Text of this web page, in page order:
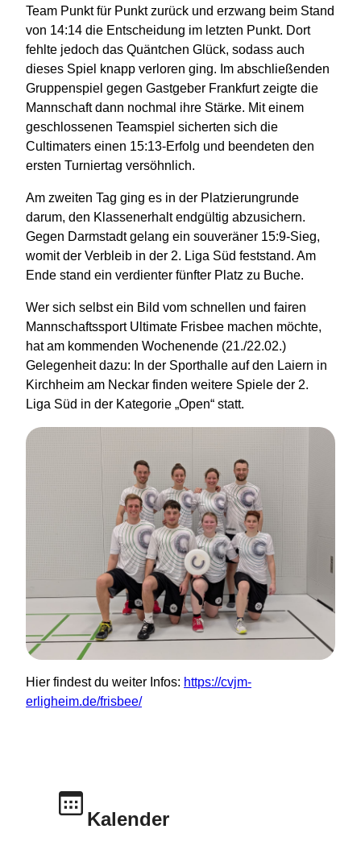
Team Punkt für Punkt zurück und erzwang beim Stand
von 14:14 die Entscheidung im letzten Punkt. Dort
fehlte jedoch das Quäntchen Glück, sodass auch
dieses Spiel knapp verloren ging. Im abschließenden
Gruppenspiel gegen Gastgeber Frankfurt zeigte die
Mannschaft dann nochmal ihre Stärke. Mit einem
geschlossenen Teamspiel sicherten sich die
Cultimaters einen 15:13-Erfolg und beendeten den
ersten Turniertag versöhnlich.
Am zweiten Tag ging es in der Platzierungrunde
darum, den Klassenerhalt endgültig abzusichern.
Gegen Darmstadt gelang ein souveräner 15:9-Sieg,
womit der Verbleib in der 2. Liga Süd feststand. Am
Ende stand ein verdienter fünfter Platz zu Buche.
Wer sich selbst ein Bild vom schnellen und fairen
Mannschaftssport Ultimate Frisbee machen möchte,
hat am kommenden Wochenende (21./22.02.)
Gelegenheit dazu: In der Sporthalle auf den Laiern in
Kirchheim am Neckar finden weitere Spiele der 2.
Liga Süd in der Kategorie „Open“ statt.
Hier findest du weiter Infos: https://cvjm-
erligheim.de/frisbee/
Kalender